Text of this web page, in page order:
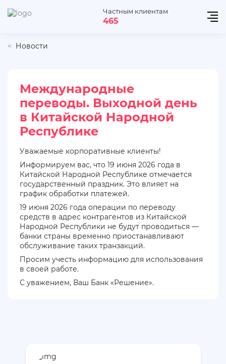
Частным клиентам
465
Новости
Международные
переводы. Выходной день
в Китайской Народной
Республике
Уважаемые корпоративные клиенты!
Информируем вас, что 19 июня 2026 года в
Китайской Народной Республике отмечается
государственный праздник. Это влияет на
график обработки платежей.
19 июня 2026 года операции по переводу
средств в адрес контрагентов из Китайской
Народной Республики не будут проводиться —
банки страны временно приостанавливают
обслуживание таких транзакций.
Просим учесть информацию для использования
в своей работе.
С уважением, Ваш Банк «Решение».